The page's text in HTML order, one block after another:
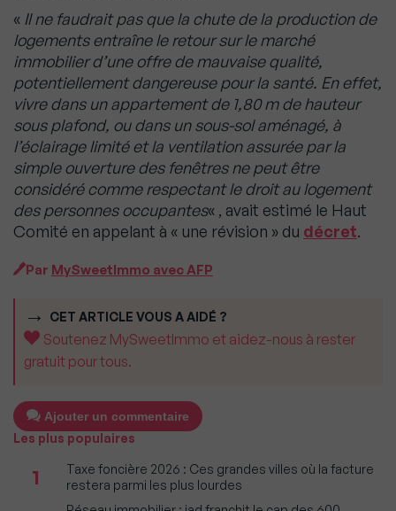
« Il ne faudrait pas que la chute de la production de
logements entraîne le retour sur le marché
immobilier d’une offre de mauvaise qualité,
potentiellement dangereuse pour la santé. En effet,
vivre dans un appartement de 1,80 m de hauteur
sous plafond, ou dans un sous-sol aménagé, à
l’éclairage limité et la ventilation assurée par la
simple ouverture des fenêtres ne peut être
considéré comme respectant le droit au logement
des personnes occupantes« , avait estimé le Haut
Comité en appelant à « une révision » du décret.
Par MySweetImmo avec AFP
CET ARTICLE VOUS A AIDÉ ?
Soutenez MySweetImmo et aidez-nous à rester
gratuit pour tous.
Ajouter un commentaire
Les plus populaires
1
Taxe foncière 2026 : Ces grandes villes où la facture
restera parmi les plus lourdes